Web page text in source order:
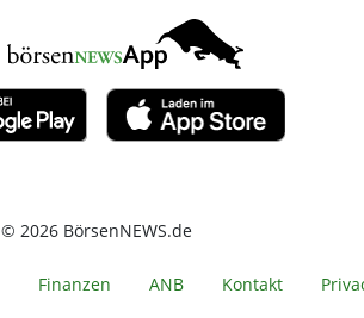
© 2026 BörsenNEWS.de
Finanzen ANB Kontakt